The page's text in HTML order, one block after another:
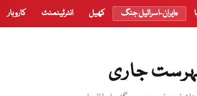
ایران-اسرائیل جنگ کھیل انٹرٹینمنٹ کاروبار
جاری